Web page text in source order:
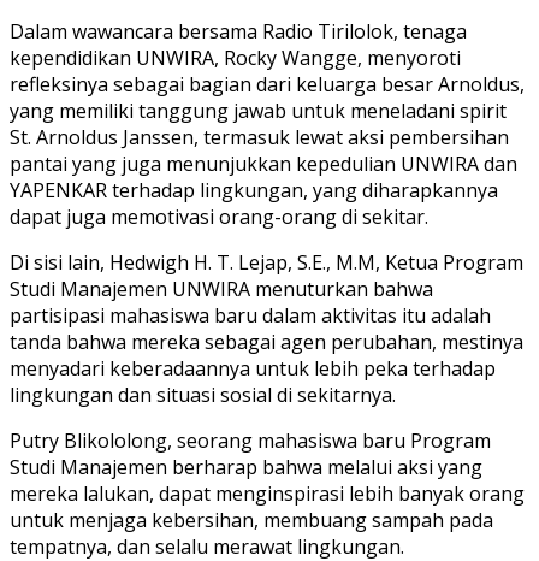
Dalam wawancara bersama Radio Tirilolok, tenaga
kependidikan UNWIRA, Rocky Wangge, menyoroti
refleksinya sebagai bagian dari keluarga besar Arnoldus,
yang memiliki tanggung jawab untuk meneladani spirit
St. Arnoldus Janssen, termasuk lewat aksi pembersihan
pantai yang juga menunjukkan kepedulian UNWIRA dan
YAPENKAR terhadap lingkungan, yang diharapkannya
dapat juga memotivasi orang-orang di sekitar.
Di sisi lain, Hedwigh H. T. Lejap, S.E., M.M, Ketua Program
Studi Manajemen UNWIRA menuturkan bahwa
partisipasi mahasiswa baru dalam aktivitas itu adalah
tanda bahwa mereka sebagai agen perubahan, mestinya
menyadari keberadaannya untuk lebih peka terhadap
lingkungan dan situasi sosial di sekitarnya.
Putry Blikololong, seorang mahasiswa baru Program
Studi Manajemen berharap bahwa melalui aksi yang
mereka lalukan, dapat menginspirasi lebih banyak orang
untuk menjaga kebersihan, membuang sampah pada
tempatnya, dan selalu merawat lingkungan.